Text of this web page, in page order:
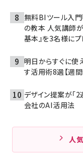
無料BIツール入門
の教本 人気講師
基本』を3名様にプ
明日からすぐに
す活用術8選【週間
デザイン提案が「
会社のAI活用法
人